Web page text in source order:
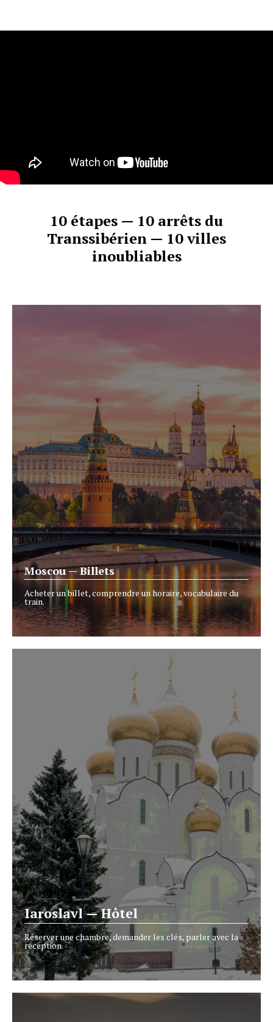
10 étapes — 10 arrêts du
Transsibérien — 10 villes
inoubliables
Moscou — Billets
Acheter un billet, comprendre un horaire, vocabulaire du
train.
Iaroslavl — Hôtel
Réserver une chambre, demander les clés, parler avec la
réception.